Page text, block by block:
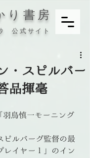
り書房
公式サイト
・スピルバー
品揮毫
鳥慎一モーニング
ピルバーグ監督の最
レイヤー１」のイン